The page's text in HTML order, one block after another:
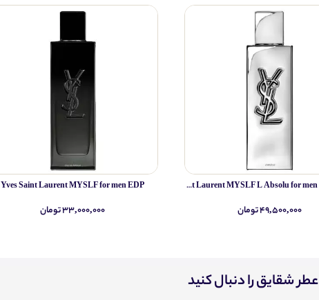
Yves Saint Laurent MYSLF L Absolu for men PARFUM
۴۹,۵۰۰,۰۰۰ تومان
Yves Saint Laurent MYSLF for men EDP
۳۳,۰۰۰,۰۰۰ تومان
عطر شقایق را دنبال کنید